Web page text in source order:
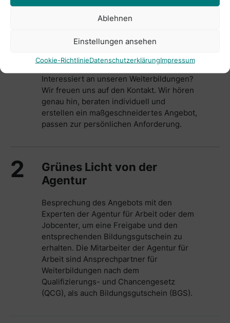
Ablehnen
Einstellungen ansehen
Cookie-RichtlinieDatenschutzerklärungImpressum
Persönliches Angebot
sichern
Interessiert an unseren Weiterbildungen?
Wir freuen uns auf den Kontakt. Wir hören
genau hin, beraten individuell und
erstellen ein maßgeschneidertes Angebot,
passen zur persönlichen Anforderung.
2
Grünes Licht von der
Agentur
Besprechung des Angebots mit den
Experten der Agentur für Arbeit oder dem
Jobcenter, um eine Freigabe und den
entsprechenden Bildungsgutschein zu
erhalten. Die Mitarbeiter der Agentur für
Arbeit sind Ansprechpartner für
Weiterbildungen nach dem
Qualifizierungs- und Chancengesetz
(QCG), als auch Bildungsgutschein (BGS).